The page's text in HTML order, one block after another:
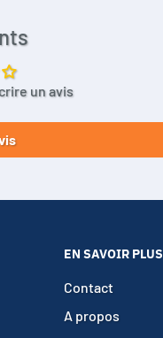
un avis
EN SAVOIR PLUS
Contact
A propos